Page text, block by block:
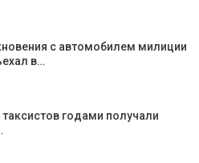
с автомобилем милиции
в…
таксистов годами получали